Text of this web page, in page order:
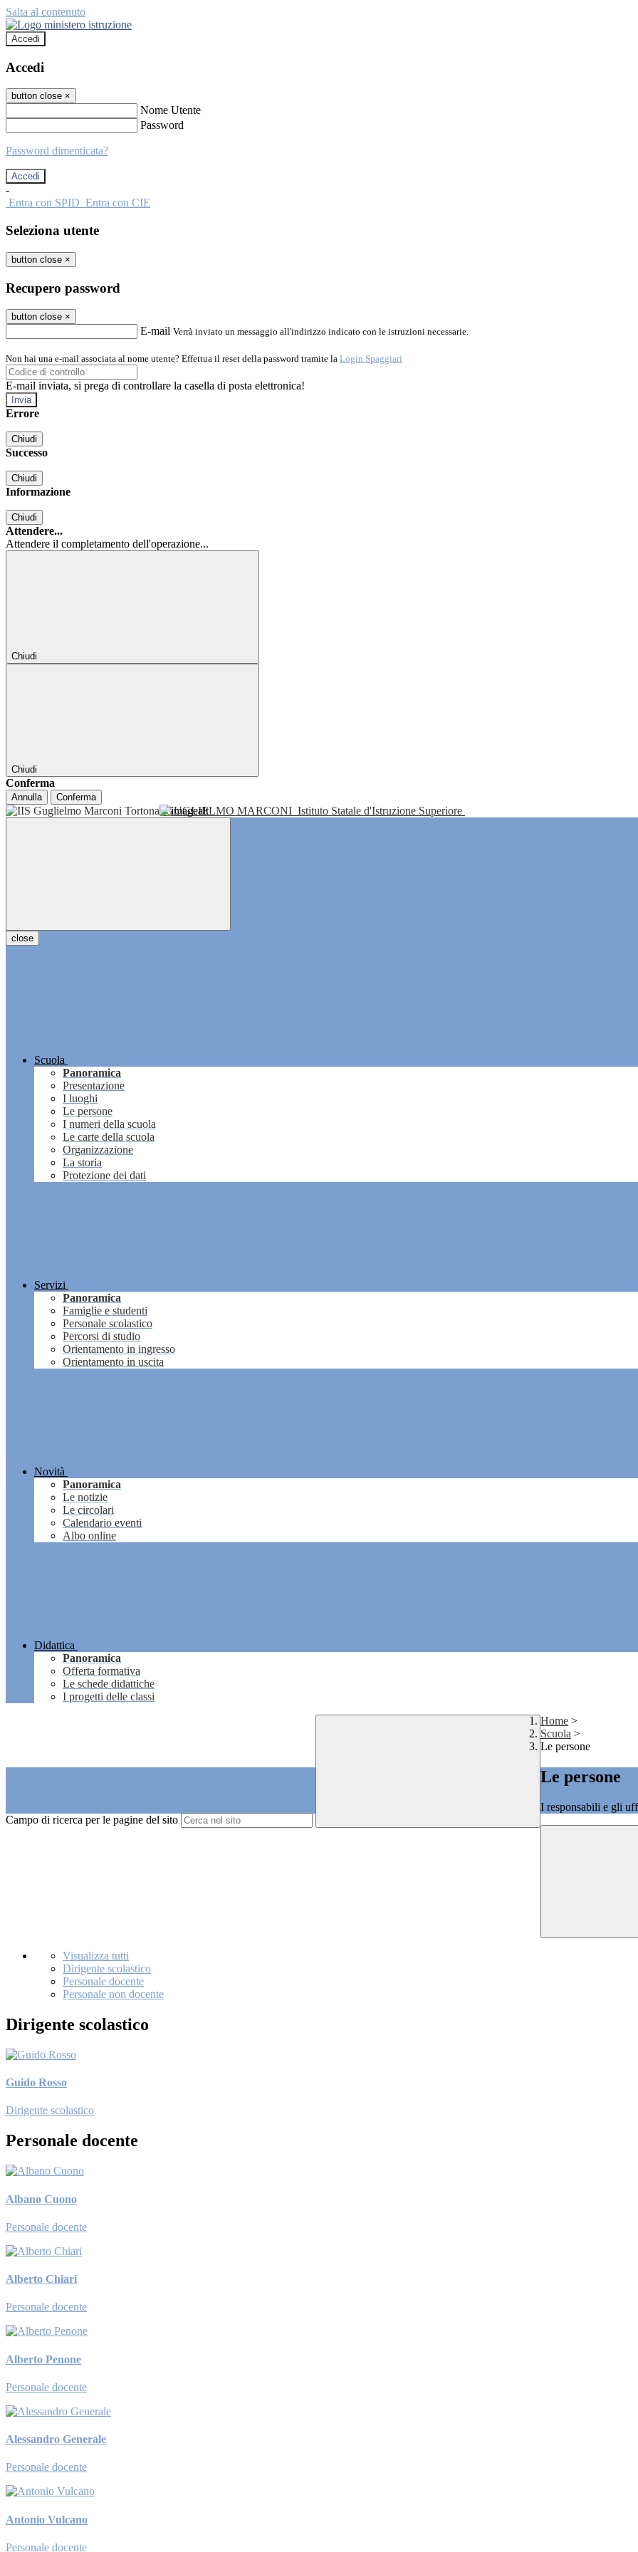
Salta al contenuto
Accedi
Accedi
button close ×
Nome Utente
Password
Password dimenticata?
-
Entra con SPID Entra con CIE
Seleziona utente
button close ×
Recupero password
button close ×
E-mail Verrà inviato un messaggio all'indirizzo indicato con le istruzioni necessarie.
Non hai una e-mail associata al nome utente? Effettua il reset della password tramite la Login Spaggiari
E-mail inviata, si prega di controllare la casella di posta elettronica!
Errore
Chiudi
Successo
Chiudi
Informazione
Chiudi
Attendere...
Attendere il completamento dell'operazione...
Chiudi
Chiudi
Conferma
Annulla Conferma
GUGLIELMO MARCONI Istituto Statale d'Istruzione Superiore
close
Scuola
Panoramica
Presentazione
I luoghi
Le persone
I numeri della scuola
Le carte della scuola
Organizzazione
La storia
Protezione dei dati
Servizi
Panoramica
Famiglie e studenti
Personale scolastico
Percorsi di studio
Orientamento in ingresso
Orientamento in uscita
Novità
Panoramica
Le notizie
Le circolari
Calendario eventi
Albo online
Didattica
Panoramica
Offerta formativa
Le schede didattiche
I progetti delle classi
Campo di ricerca per le pagine del sito
Home >
Scuola >
Le persone
Le persone
I responsabili e gli
Visualizza tutti
Dirigente scolastico
Personale docente
Personale non docente
Dirigente scolastico
Guido Rosso
Dirigente scolastico
Personale docente
Albano Cuono
Personale docente
Alberto Chiari
Personale docente
Alberto Penone
Personale docente
Alessandro Generale
Personale docente
Antonio Vulcano
Personale docente